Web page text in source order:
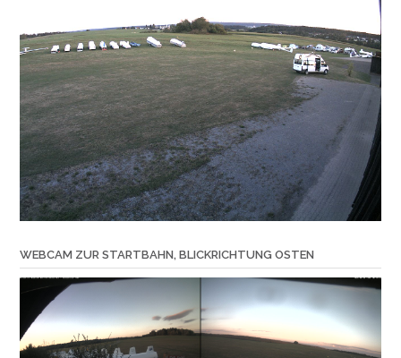
WEBCAM ZUR STARTBAHN, BLICKRICHTUNG OSTEN